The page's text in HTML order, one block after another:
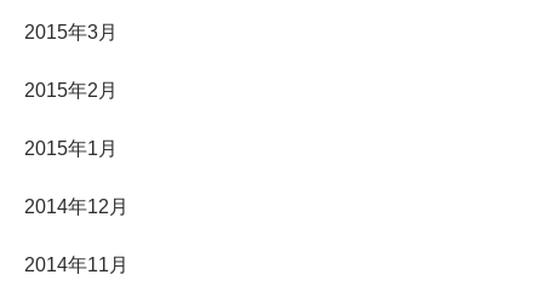
2015年3月
2015年2月
2015年1月
2014年12月
2014年11月